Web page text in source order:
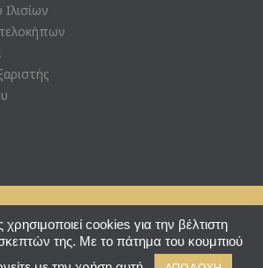
χρησιμοποιεί cookies για την βέλτιστη
της. Με το πάτημα του κουμπιού